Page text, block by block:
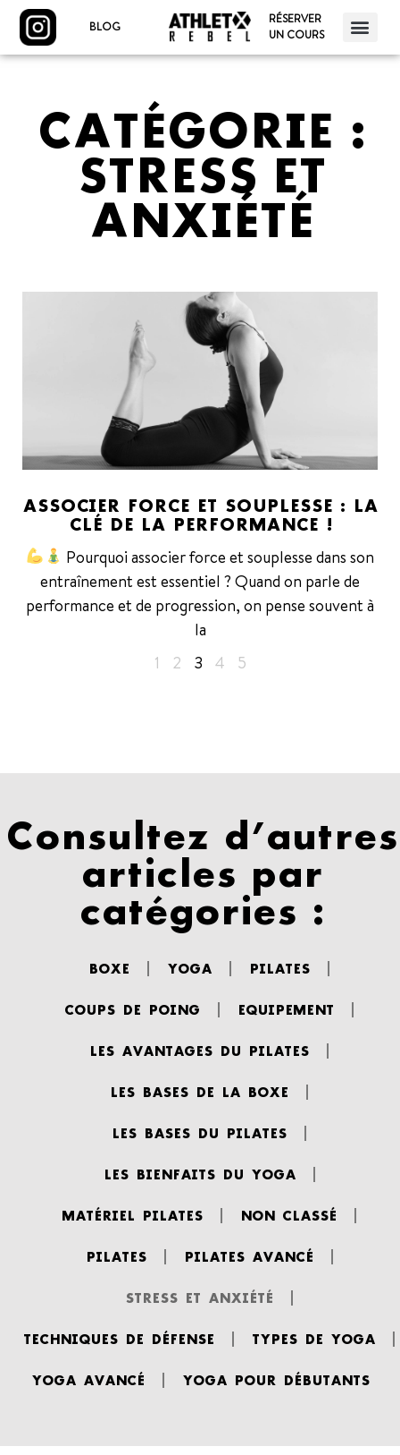
BLOG
RÉSERVER
UN COURS
CATÉGORIE :
STRESS ET
ANXIÉTÉ
ASSOCIER FORCE ET SOUPLESSE : LA
CLÉ DE LA PERFORMANCE !
Pourquoi associer force et souplesse dans son
entraînement est essentiel ? Quand on parle de
performance et de progression, on pense souvent à
la
1
2 3 4 5
Consultez d’autres
articles par
catégories :
BOXE YOGA PILATES
COUPS DE POING EQUIPEMENT
LES AVANTAGES DU PILATES
LES BASES DE LA BOXE
LES BASES DU PILATES
LES BIENFAITS DU YOGA
MATÉRIEL PILATES NON CLASSÉ
PILATES PILATES AVANCÉ
STRESS ET ANXIÉTÉ
TECHNIQUES DE DÉFENSE TYPES DE YOGA
YOGA AVANCÉ YOGA POUR DÉBUTANTS